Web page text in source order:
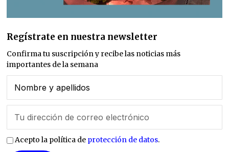
Regístrate en nuestra newsletter
Confirma tu suscripción y recibe las noticias más
importantes de la semana
Acepto la política de protección de datos.